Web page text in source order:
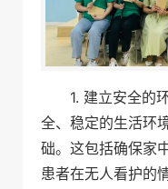
1. 建立安全的
全、稳定的生活环
础。这包括确保家
患者在无人看护的